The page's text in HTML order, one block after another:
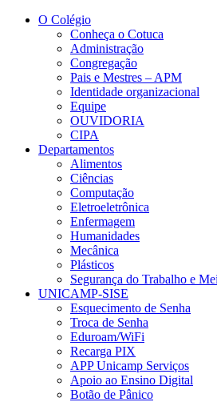
Conteúdo principal
O Colégio
Conheça o Cotuca
Administração
Congregação
Pais e Mestres – APM
Identidade organizacional
Equipe
OUVIDORIA
CIPA
Departamentos
Alimentos
Ciências
Computação
Eletroeletrônica
Enfermagem
Humanidades
Mecânica
Plásticos
Segurança do Trabalho e
UNICAMP-SISE
Esquecimento de Senha
Troca de Senha
Eduroam/WiFi
Recarga PIX
APP Unicamp Serviços
Apoio ao Ensino Digital
Botão de Pânico